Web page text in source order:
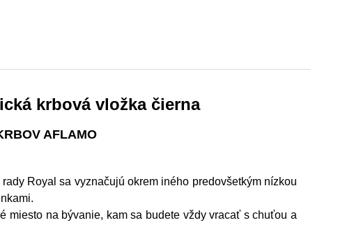
krbová vložka čierna
AFLAMO
Royal sa vyznačujú okrem iného predovšetkým nízkou
miesto na bývanie, kam sa budete vždy vracať s chuťou a